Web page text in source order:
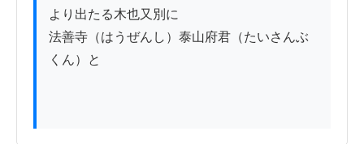
より出たる木也又別に
法善寺（はうぜんし）泰山府君（たいさんぶ
くん）と